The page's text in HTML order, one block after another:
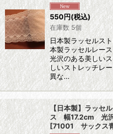
550円(税込)
在庫数 5個
日本製ラッセルス
本製ラッセルレー
光沢のある美しい
しいストレッチレ
異な…
【日本製】ラッセ
ス 幅17.2cm 光
[71001 サックス